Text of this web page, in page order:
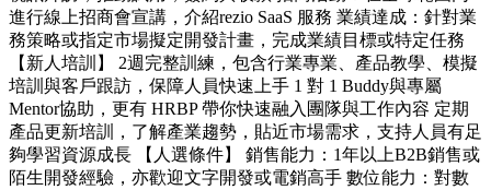
進行線上招商會宣講，介紹rezio SaaS 服務 業績達成：針對業
務策略或指定市場擬定開發計畫，完成業績目標或特定任務
【新人培訓】 2週完整訓練，包含行業專業、產品教學、模擬
培訓與客戶跟訪，保障人員快速上手 1 對 1 Buddy與專屬
Mentor協助，更有 HRBP 帶你快速融入團隊與工作內容 定期
產品更新培訓，了解產業趨勢，貼近市場需求，支持人員有足
夠學習資源成長 【人選條件】 銷售能力：1年以上B2B銷售或
陌生開發經驗，亦歡迎文字開發或電銷高手 數位能力：對數